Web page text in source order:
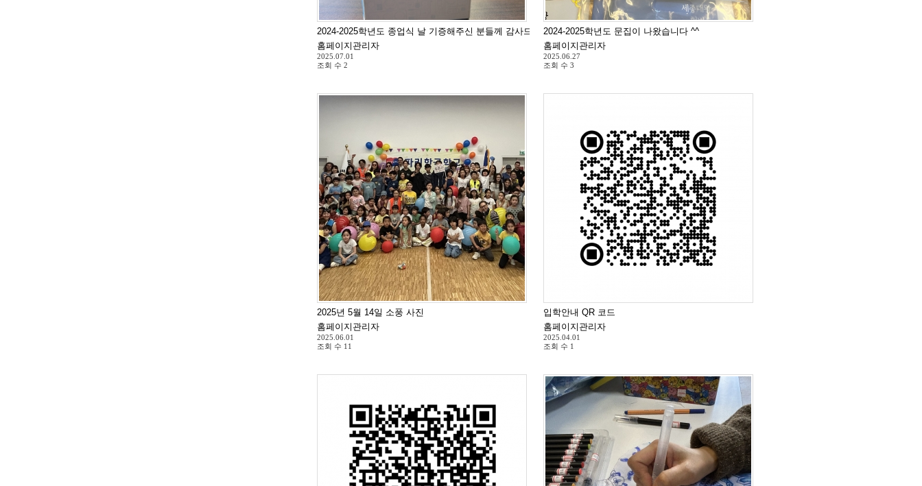
2024-2025학년도 종업식 날 기증해주신 분들께 감사드립니다.
홈페이지관리자
2025.07.01
조회 수 2
2024-2025학년도 문집이 나왔습니다 ^^
홈페이지관리자
2025.06.27
조회 수 3
2025년 5월 14일 소풍 사진
홈페이지관리자
2025.06.01
조회 수 11
입학안내 QR 코드
홈페이지관리자
2025.04.01
조회 수 1